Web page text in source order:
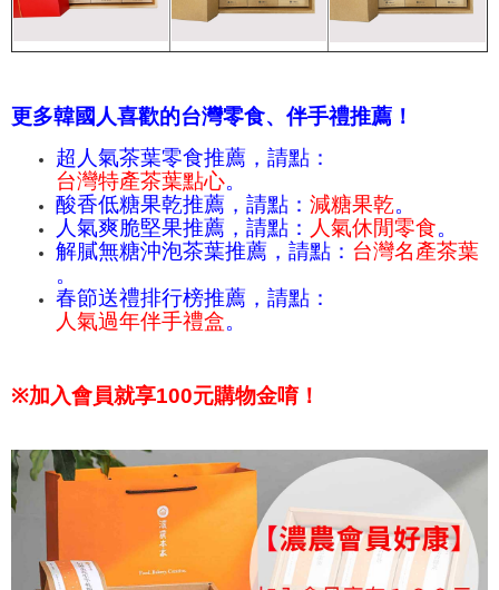
更多韓國人喜歡的台灣零食、伴手禮推薦！
超人氣茶葉零食推薦，請點：
台灣特產茶葉點心。
酸香低糖果乾推薦，請點： 減糖果乾。
人氣爽脆堅果推薦，請點： 人氣休閒零食。
解膩無糖沖泡茶葉推薦，請點： 台灣名產茶葉
。
春節送禮排行榜推薦，請點：
人氣過年伴手禮盒。
※加入會員就享100元購物金唷！